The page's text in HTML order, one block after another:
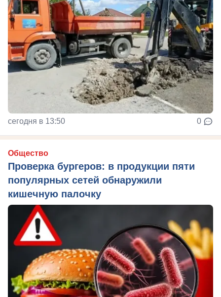
сегодня в 13:50 0
Общество
Проверка бургеров: в продукции пяти
популярных сетей обнаружили
кишечную палочку